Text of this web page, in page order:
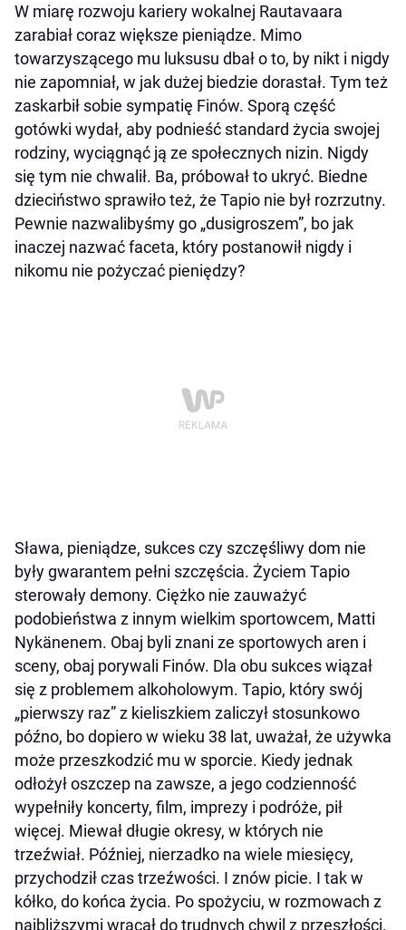
W miarę rozwoju kariery wokalnej Rautavaara
zarabiał coraz większe pieniądze. Mimo
towarzyszącego mu luksusu dbał o to, by nikt i nigdy
nie zapomniał, w jak dużej biedzie dorastał. Tym też
zaskarbił sobie sympatię Finów. Sporą część
gotówki wydał, aby podnieść standard życia swojej
rodziny, wyciągnąć ją ze społecznych nizin. Nigdy
się tym nie chwalił. Ba, próbował to ukryć. Biedne
dzieciństwo sprawiło też, że Tapio nie był rozrzutny.
Pewnie nazwalibyśmy go „dusigroszem”, bo jak
inaczej nazwać faceta, który postanowił nigdy i
nikomu nie pożyczać pieniędzy?
Sława, pieniądze, sukces czy szczęśliwy dom nie
były gwarantem pełni szczęścia. Życiem Tapio
sterowały demony. Ciężko nie zauważyć
podobieństwa z innym wielkim sportowcem, Matti
Nykänenem. Obaj byli znani ze sportowych aren i
sceny, obaj porywali Finów. Dla obu sukces wiązał
się z problemem alkoholowym. Tapio, który swój
„pierwszy raz” z kieliszkiem zaliczył stosunkowo
późno, bo dopiero w wieku 38 lat, uważał, że używka
może przeszkodzić mu w sporcie. Kiedy jednak
odłożył oszczep na zawsze, a jego codzienność
wypełniły koncerty, film, imprezy i podróże, pił
więcej. Miewał długie okresy, w których nie
trzeźwiał. Później, nierzadko na wiele miesięcy,
przychodził czas trzeźwości. I znów picie. I tak w
kółko, do końca życia. Po spożyciu, w rozmowach z
najbliższymi wracał do trudnych chwil z przeszłości.